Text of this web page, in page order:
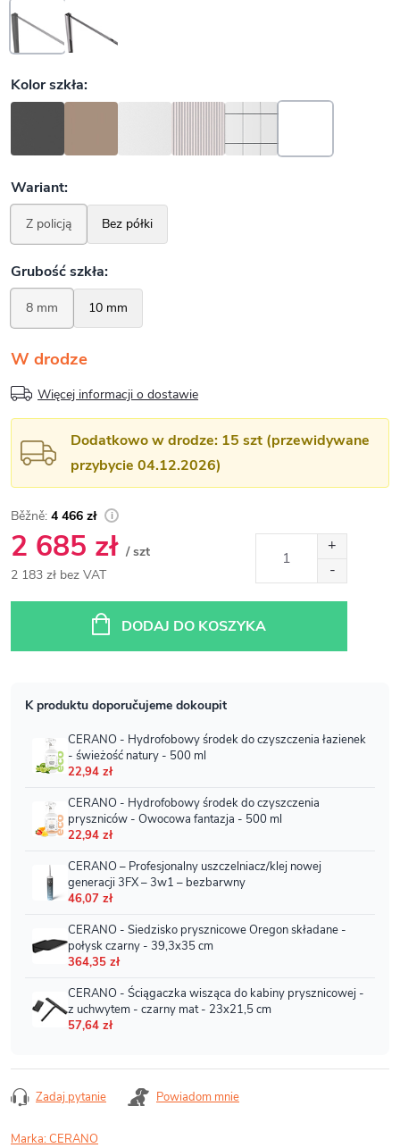
W drodze
Więcej informacji o dostawie
Dodatkowo w drodze: 15 szt (przewidywane
przybycie 04.12.2026)
4 466 zł
2 685 zł / szt
2 183 zł bez VAT
DODAJ DO KOSZYKA
Zadaj pytanie Powiadom mnie
Marka:CERANO